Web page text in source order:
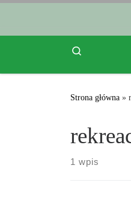
Strona główna »
1 wpis